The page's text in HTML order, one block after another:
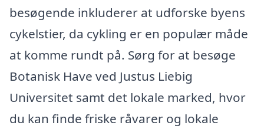
besøgende inkluderer at udforske byens
cykelstier, da cykling er en populær måde
at komme rundt på. Sørg for at besøge
Botanisk Have ved Justus Liebig
Universitet samt det lokale marked, hvor
du kan finde friske råvarer og lokale